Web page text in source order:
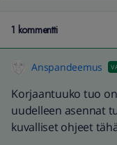
1 kommentti
Anspandeemus
Korjaantuuko tuo
uudelleen asennat
kuvalliset ohjeet